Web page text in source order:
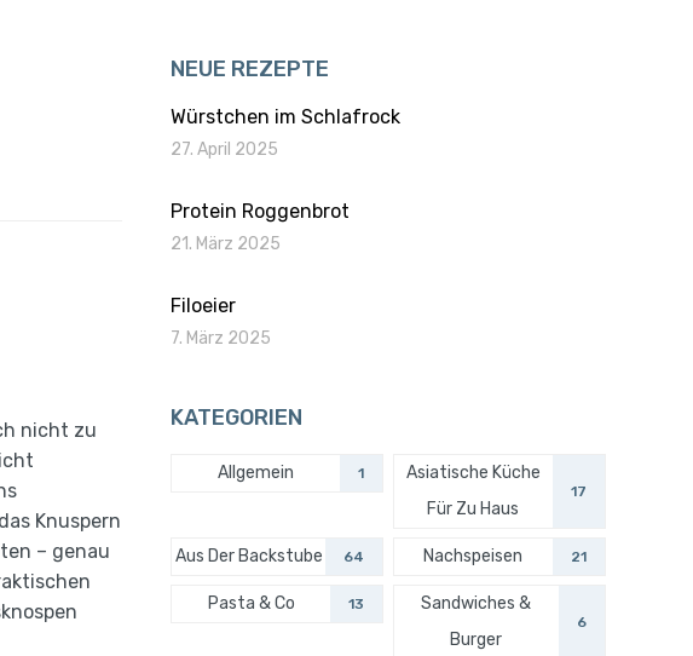
nicht zu
Knuspern
– genau
NEUE REZEPTE
Würstchen im Schlafrock
27. April 2025
Protein Roggenbrot
21. März 2025
Filoeier
7. März 2025
KATEGORIEN
Allgemein 1
Asiatische Küche
Für Zu Haus
17
Aus Der Backstube 64 Nachspeisen 21
Pasta & Co 13
Sandwiches &
Burger
6